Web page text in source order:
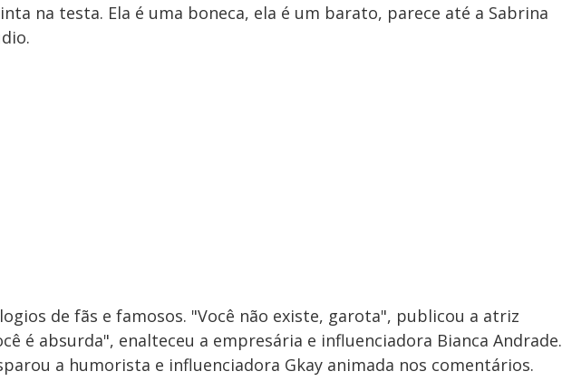
na testa. Ela é uma boneca, ela é um barato, parece até a Sabrina
de fãs e famosos. "Você não existe, garota", publicou a atriz
é absurda", enalteceu a empresária e influenciadora Bianca Andrade.
a humorista e influenciadora Gkay animada nos comentários.